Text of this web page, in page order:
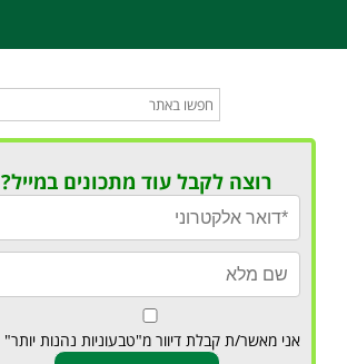
רוצה לקבל עוד מתכונים במייל?
אני מאשר/ת קבלת דיוור מ"טבעוניות נהנות יותר"